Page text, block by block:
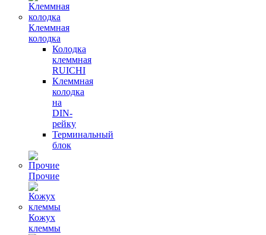
Клеммная
колодка
Колодка
клеммная
RUICHI
Клеммная
колодка
на
DIN-
рейку
Терминальный
блок
Прочие
Кожух
клеммы